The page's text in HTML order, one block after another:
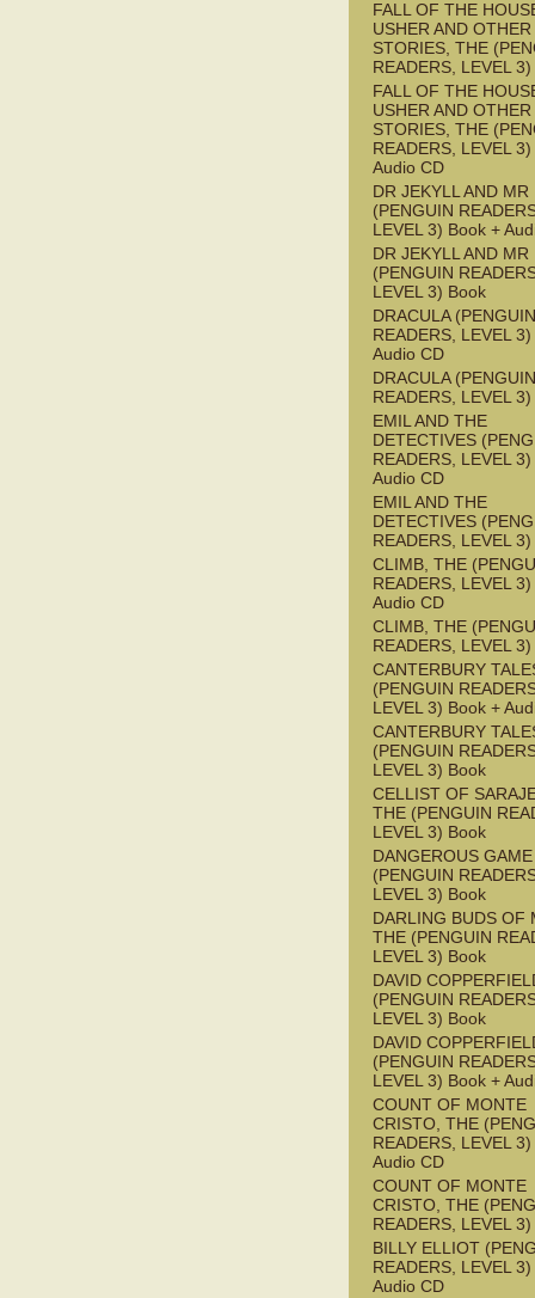
FALL OF THE
USHER AND OTHER
STORIES, THE
READERS, LEVEL
FALL OF THE
USHER AND OTHER
STORIES, THE
READERS, LEVEL
Audio CD
DR JEKYLL AND MR
(PENGUIN
LEVEL 3) Book +
DR JEKYLL AND MR
(PENGUIN
LEVEL 3) Book
DRACULA (PENGUIN
READERS, LEVEL
Audio CD
DRACULA (PENGUIN
READERS, LEVEL
EMIL AND THE
DETECTIVES
READERS, LEVEL
Audio CD
EMIL AND THE
DETECTIVES
READERS, LEVEL
CLIMB, THE
READERS, LEVEL
Audio CD
CLIMB, THE
READERS, LEVEL
CANTERBURY
(PENGUIN
LEVEL 3) Book +
CANTERBURY
(PENGUIN
LEVEL 3) Book
CELLIST OF
THE (PENGUIN
LEVEL 3) Book
DANGEROUS GAME
(PENGUIN
LEVEL 3) Book
DARLING BUDS OF
THE (PENGUIN
LEVEL 3) Book
DAVID
(PENGUIN
LEVEL 3) Book
DAVID
(PENGUIN
LEVEL 3) Book +
COUNT OF MONTE
CRISTO, THE
READERS, LEVEL
Audio CD
COUNT OF MONTE
CRISTO, THE
READERS, LEVEL
BILLY ELLIOT
READERS, LEVEL
Audio CD